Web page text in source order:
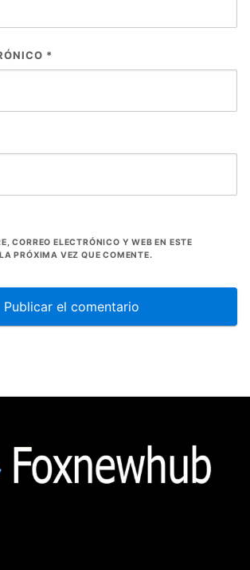
*
CORREO ELECTRÓNICO Y WEB EN ESTE
PRÓXIMA VEZ QUE COMENTE.